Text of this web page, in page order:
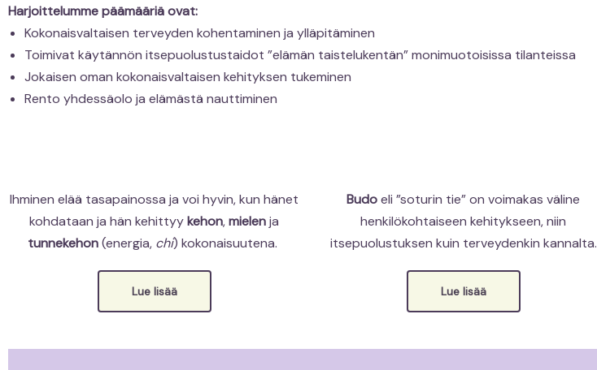
Harjoittelumme päämääriä ovat:
Kokonaisvaltaisen terveyden kohentaminen ja ylläpitäminen
Toimivat käytännön itsepuolustustaidot ”elämän taistelukentän” monimuotoisissa tilanteissa
Jokaisen oman kokonaisvaltaisen kehityksen tukeminen
Rento yhdessäolo ja elämästä nauttiminen
Ihminen elää tasapainossa ja voi hyvin, kun hänet
kohdataan ja hän kehittyykehon,mielenja
tunnekehon(energia, chi) kokonaisuutena.
Lue lisää
Budoeli ”soturin tie” on voimakas väline
henkilökohtaiseen kehitykseen, niin
itsepuolustuksen kuin terveydenkin kannalta.
Lue lisää